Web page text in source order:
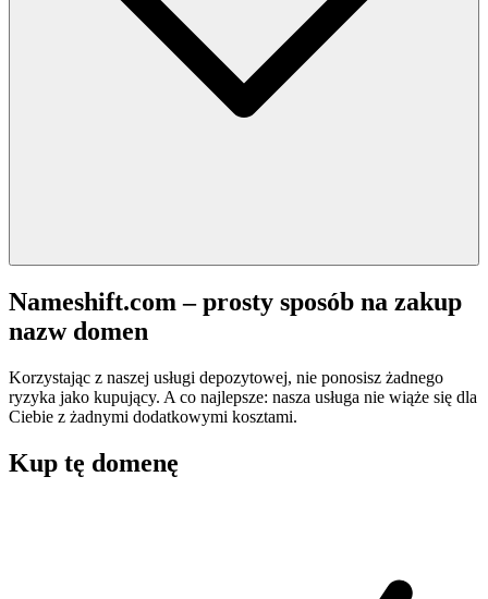
Nameshift.com – prosty sposób na zakup
nazw domen
Korzystając z naszej usługi depozytowej, nie ponosisz żadnego
ryzyka jako kupujący. A co najlepsze: nasza usługa nie wiąże się dla
Ciebie z żadnymi dodatkowymi kosztami.
Kup tę domenę